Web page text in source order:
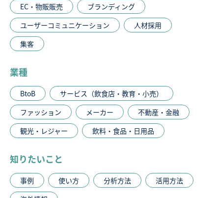
EC・物販販売
ブランディング
ユーザーコミュニケーション
人材採用
集客
業種
BtoB
サービス（飲食店・教育・小売）
ファッション
メーカー
不動産・金融
観光・レジャー
飲料・食品・日用品
知りたいこと
事例 使い方 分析方法
活用方法